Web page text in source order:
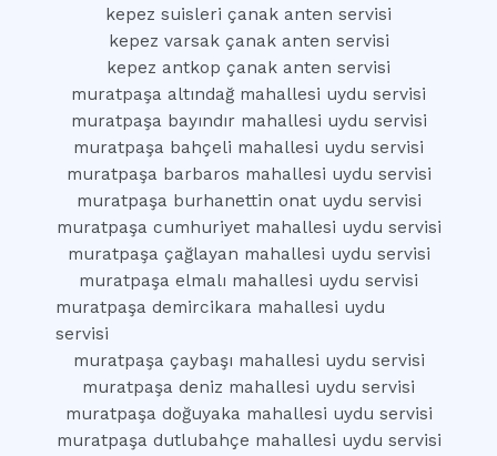
kepez suisleri çanak anten servisi
kepez varsak çanak anten servisi
kepez antkop çanak anten servisi
muratpaşa altındağ mahallesi uydu servisi
muratpaşa bayındır mahallesi uydu servisi
muratpaşa bahçeli mahallesi uydu servisi
muratpaşa barbaros mahallesi uydu servisi
muratpaşa burhanettin onat uydu servisi
muratpaşa cumhuriyet mahallesi uydu servisi
muratpaşa çağlayan mahallesi uydu servisi
muratpaşa elmalı mahallesi uydu servisi
muratpaşa demircikara mahallesi uydu
servisi
muratpaşa çaybaşı mahallesi uydu servisi
muratpaşa deniz mahallesi uydu servisi
muratpaşa doğuyaka mahallesi uydu servisi
muratpaşa dutlubahçe mahallesi uydu servisi